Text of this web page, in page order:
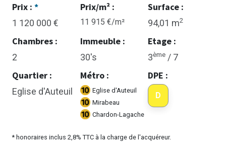
Prix : *
1 120 000 €
Prix/m² :
11 915 €/m²
Surface :
94,01 m2
Chambres :
2
Immeuble :
30's
Etage :
3ème / 7
Quartier :
Eglise d'Auteuil
Métro :
Eglise d'Auteuil
Mirabeau
Chardon-Lagache
DPE :
D
* honoraires inclus 2,8% TTC à la charge de l'acquéreur.